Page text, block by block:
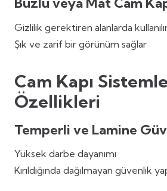
Gizlilik gerektiren alanlarda
Şık ve zarif bir görünüm sağlar
Cam Kapı
Özellikleri
Temperli ve Lamine
Yüksek darbe dayanımı
Kırıldığında dağılmayan güvenlik